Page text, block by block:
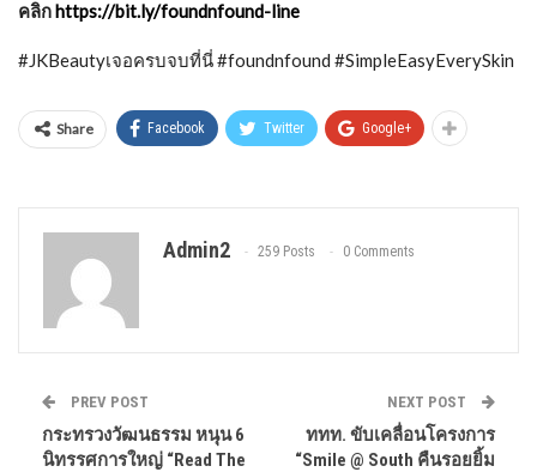
คลิกhttps://bit.ly/foundnfound-line
#JKBeautyเจอครบจบที่นี่ #foundnfound #SimpleEasyEverySkin
Share Facebook Twitter Google+
Admin2 259 Posts 0 Comments
PREV POST
กระทรวงวัฒนธรรม หนุน 6
นิทรรศการใหญ่ “Read The
NEXT POST
ททท. ขับเคลื่อนโครงการ
“Smile @ South คืนรอยยิ้ม